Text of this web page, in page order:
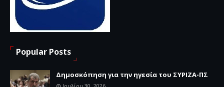
Popular Posts
Δημοσκόπηση για την ηγεσία του ΣΥΡΙΖΑ-ΠΣ